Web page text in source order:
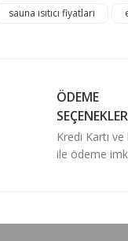
sauna ısıtıcı fiyatları
ÖDEME
Kredi Kartı
ile ödeme